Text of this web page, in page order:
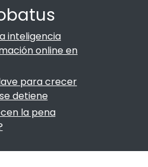
inteligencia
online en
para crecer
detiene
la pena